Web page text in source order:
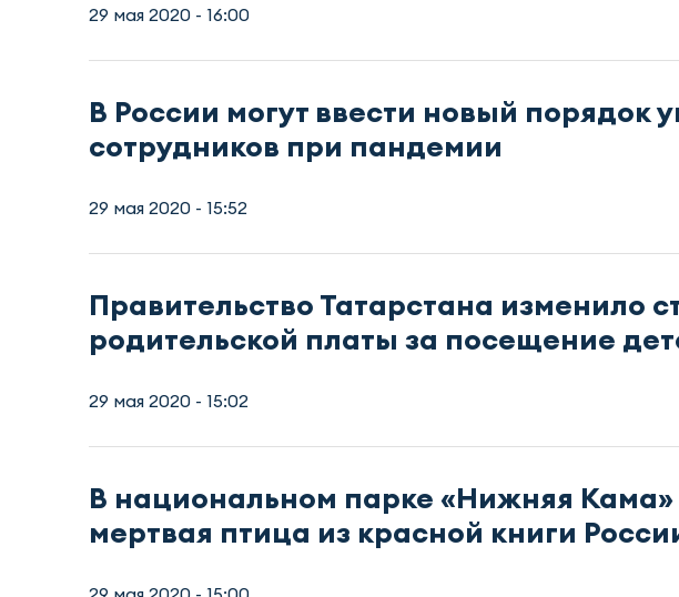
29 мая 2020 - 16:00
В России могут ввести новый порядок
сотрудников при пандемии
29 мая 2020 - 15:52
Правительство Татарстана изменило
родительской платы за посещение
29 мая 2020 - 15:02
В национальном парке «Нижняя
мертвая птица из красной книги